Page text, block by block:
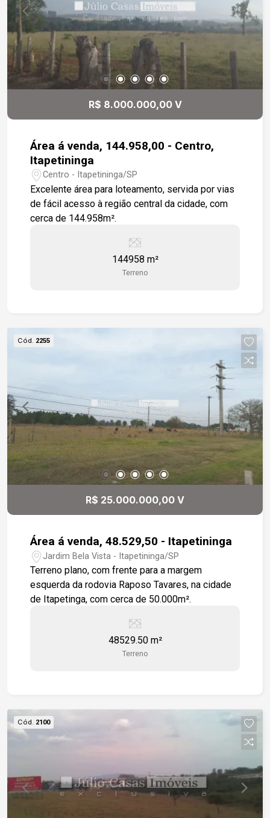
R$ 8.000.000,00 V
Área á venda, 144.958,00 - Centro,
Itapetininga
Centro - Itapetininga/SP
Excelente área para loteamento, servida por vias
de fácil acesso à região central da cidade, com
cerca de 144.958m².
144958 m²
Terreno
Cód. 2255
R$ 25.000.000,00 V
Área á venda, 48.529,50 - Itapetininga
Jardim Bela Vista - Itapetininga/SP
Terreno plano, com frente para a margem
esquerda da rodovia Raposo Tavares, na cidade
de Itapetinga, com cerca de 50.000m².
48529.50 m²
Terreno
Cód. 2100